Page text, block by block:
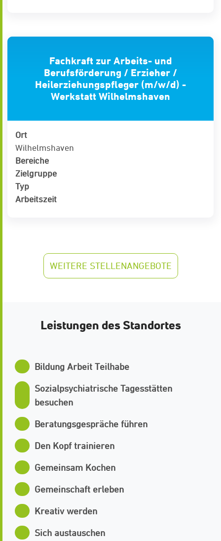
Fachkraft zur Arbeits- und
Berufsförderung / Erzieher /
Heilerziehungspfleger (m/w/d) -
Werkstatt Wilhelmshaven
Ort
Wilhelmshaven
Bereiche
Zielgruppe
Typ
Arbeitszeit
WEITERE STELLENANGEBOTE
Leistungen des Standortes
Bildung Arbeit Teilhabe
Sozialpsychiatrische Tagesstätten
besuchen
Beratungsgespräche führen
Den Kopf trainieren
Gemeinsam Kochen
Gemeinschaft erleben
Kreativ werden
Sich austauschen